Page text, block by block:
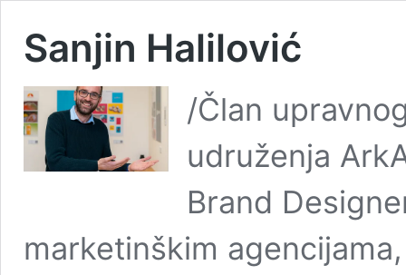
Sanjin Halilović
/Član
udruženja
Brand
marketinškim